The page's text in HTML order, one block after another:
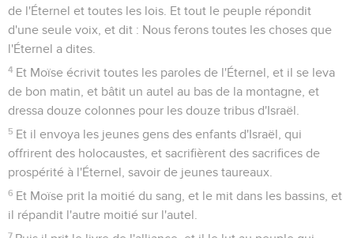
de l'Éternel et toutes les lois. Et tout le peuple répondit
d'une seule voix, et dit : Nous ferons toutes les choses que
l'Éternel a dites.
4 Et Moïse écrivit toutes les paroles de l'Éternel, et il se leva
de bon matin, et bâtit un autel au bas de la montagne, et
dressa douze colonnes pour les douze tribus d'Israël.
5 Et il envoya les jeunes gens des enfants d'Israël, qui
offrirent des holocaustes, et sacrifièrent des sacrifices de
prospérité à l'Éternel, savoir de jeunes taureaux.
6 Et Moïse prit la moitié du sang, et le mit dans les bassins, et
il répandit l'autre moitié sur l'autel.
7